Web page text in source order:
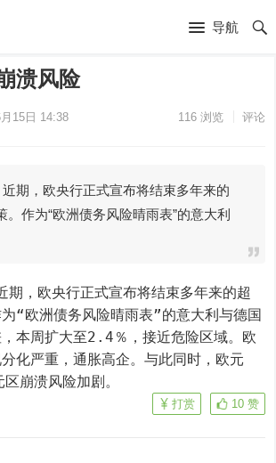
导航
溃风险
15日 14:38 116浏览 评论
期，欧央行正式宣布将结束多年来的
。作为“欧洲债务风险晴雨表”的意大利
“欧洲债务风险晴雨表”的意大利与德国
本周扩大至2.4％，接近危险区域。欧
化严重，通胀高企。与此同时，欧元
崩溃风险加剧。
10 赞
打赏